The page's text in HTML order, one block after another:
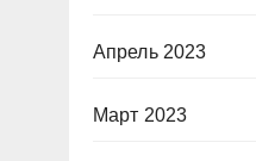
Апрель 2023
Март 2023